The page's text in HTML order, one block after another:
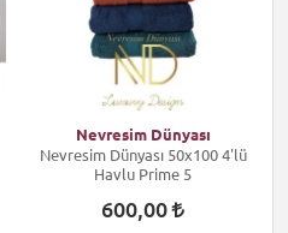
Nevresim Dünyası
Nevresim Dünyası 50x100 4'lü
Havlu Prime 5
600,00